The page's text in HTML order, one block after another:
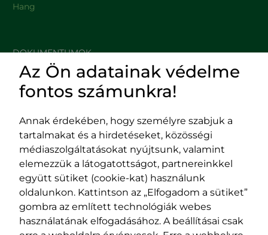
Hang
DOKUMENTUMOK
HASZNOS LINKEK
Impresszum
Adatvédelmi szabályzat
EPP program
400029 Kolozsvár,
Fürdő (Card. Iuliu Hossu) utca, 41.
szám
tel/fax:0723 250 321
400489 Kolozsvár,
Majális utca, 60.
szám
tel/fax:0264 590 758
Az Ön adatainak védelme
fontos számunkra!
Annak érdekében, hogy személyre szabjuk a
tartalmakat és a hirdetéseket, közösségi
médiaszolgáltatásokat nyújtsunk, valamint
elemezzük a látogatottságot, partnereinkkel
együtt sütiket (cookie-kat) használunk
oldalunkon. Kattintson az „Elfogadom a sütiket”
gombra az említett technológiák webes
használatának elfogadásához. A beállításai csak